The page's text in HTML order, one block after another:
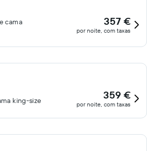
cama
357 €
por noite, com taxas
king-size 359 €
por noite, com taxas